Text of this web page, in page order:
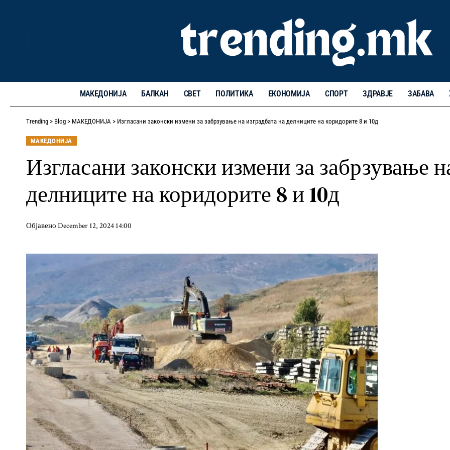
МАКЕДОНИЈА БАЛКАН СВЕТ ПОЛИТИКА ЕКОНОМИЈА СПОРТ ЗДРАВЈЕ ЗАБАВА
Trending > Blog > МАКЕДОНИЈА > Изгласани законски измени за забрзување на изградбата на делниците на коридорите 8 и 10д
МАКЕДОНИЈА
Изгласани законски измени за забрзување
делниците на коридорите 8 и 10д
Објавено December 12, 2024 14:00